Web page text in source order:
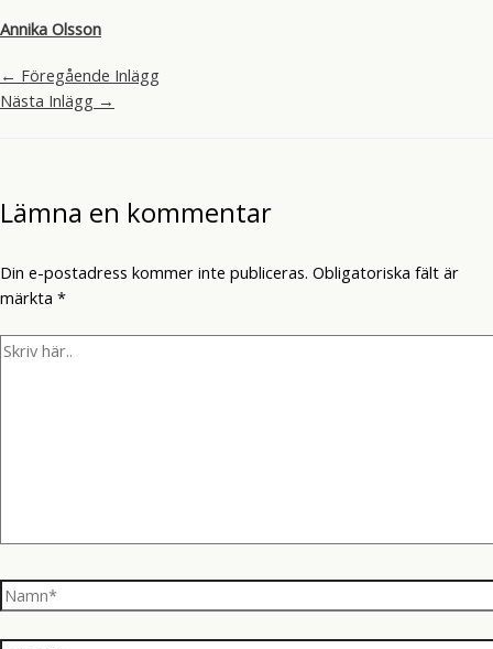
Annika Olsson
← Föregående Inlägg
Nästa Inlägg →
Lämna en kommentar
Din e-postadress kommer inte publiceras. Obligatoriska fält är
märkta *
Skriv
Namn*